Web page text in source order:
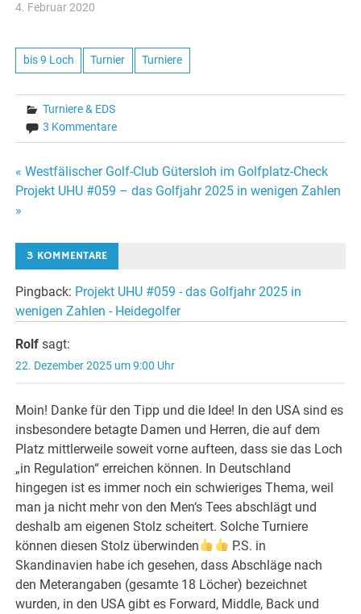
4. Februar 2020
bis 9 Loch Turnier Turniere
Turniere & EDS
3 Kommentare
Beitragsnavigation
« Westfälischer Golf-Club Gütersloh im Golfplatz-Check
Projekt UHU #059 – das Golfjahr 2025 in wenigen Zahlen
»
3 KOMMENTARE
Pingback: Projekt UHU #059 - das Golfjahr 2025 in
wenigen Zahlen - Heidegolfer
Rolf sagt:
22. Dezember 2025 um 9:00 Uhr
Moin! Danke für den Tipp und die Idee! In den USA sind es
insbesondere betagte Damen und Herren, die auf dem
Platz mittlerweile soweit vorne aufteen, dass sie das Loch
„in Regulation“ erreichen können. In Deutschland
hingegen ist es immer noch ein schwieriges Thema, weil
man ja nicht mehr von den Men‘s Tees abschlägt und
deshalb am eigenen Stolz scheitert. Solche Turniere
können diesen Stolz überwinden
P.S. in
Skandinavien habe ich gesehen, dass Abschläge nach
den Meterangaben (gesamte 18 Löcher) bezeichnet
wurden, in den USA gibt es Forward, Middle, Back und